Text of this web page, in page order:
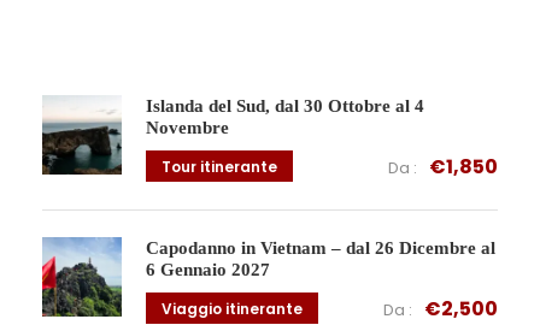
Islanda del Sud, dal 30 Ottobre al 4
Novembre
Tour itinerante Da : €1,850
Capodanno in Vietnam – dal 26 Dicembre al
6 Gennaio 2027
Viaggio itinerante Da : €2,500